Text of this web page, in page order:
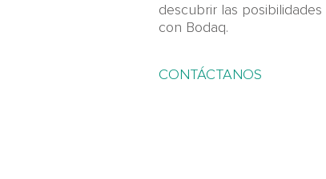
descubrir las
con Bodaq.
CONTÁCTANOS